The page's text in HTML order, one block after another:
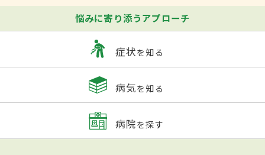
悩みに寄り添うアプローチ
症状を知る
病気を知る
病院を探す